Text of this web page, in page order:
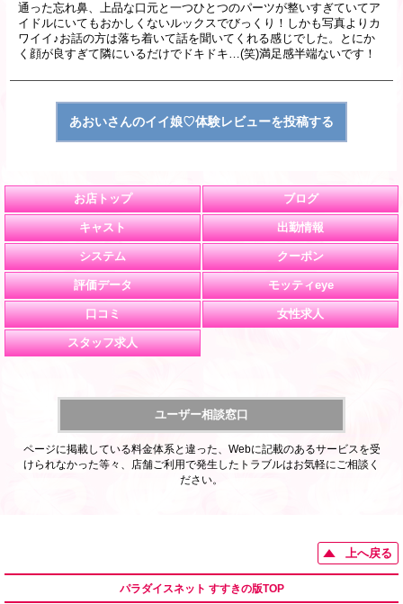
通った忘れ鼻、上品な口元と一つひとつのパーツが整いすぎていてア
イドルにいてもおかしくないルックスでびっくり！しかも写真よりカ
ワイイ♪お話の方は落ち着いて話を聞いてくれる感じでした。とにか
く顔が良すぎて隣にいるだけでドキドキ…(笑)満足感半端ないです！
お店トップ ブログ
キャスト 出勤情報
システム クーポン
評価データ モッティeye
口コミ 女性求人
スタッフ求人
ユーザー相談窓口
ページに掲載している料金体系と違った、Webに記載のあるサービスを受
けられなかった等々、店舗ご利用で発生したトラブルはお気軽にご相談く
ださい。
上へ戻る
パラダイスネット すすきの版TOP